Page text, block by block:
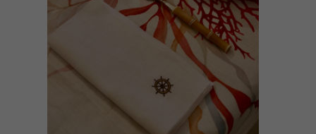
AÑADIR AL CARRITO